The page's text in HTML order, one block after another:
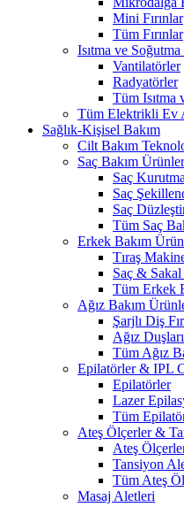
Mini Fırınlar
Tüm Fırınlar
Isıtma ve
Vantilatörler
Radyatörler
Tüm Isıtma
Tüm Elektrikli Ev
Sağlık-Kişisel Bakım
Cilt Bakım
Saç Bakım
Saç
Saç
Saç
Tüm Saç
Erkek Bakım
Tıraş
Saç &
Tüm Erkek
Ağız Bakım
Şarjlı Diş
Ağız Duşları
Tüm Ağız
Epilatörler & IPL
Epilatörler
Lazer
Tüm
Ateş Ölçerler &
Ateş
Tansiyon
Tüm Ateş
Masaj Aletleri